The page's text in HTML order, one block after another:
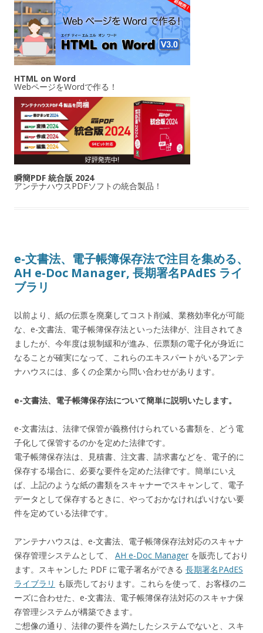
HTML on Word
WebページをWordで作る！
瞬簡PDF 統合版 2024
アンテナハウスPDFソフトの統合製品！
e-文書法、電子帳簿保存法で注目を集める、
AH e-Doc Manager, 長期署名PAdES ライ
ブラリ
以前より、紙の伝票を廃棄してコスト削減、業務効率化が可能
な、e-文書法、電子帳簿保存法といった法律が、注目されてき
ましたが、今年度は規制緩和が進み、伝票類の電子化が身近に
なることが確実になって、これらのエキスパートがいるアンテ
ナハウスには、多くの企業から問い合わせがあります。
e-文書法、電子帳簿保存法について簡単に説明いたします。
e-文書法は、法律で保管が義務付けられている書類を、どう電
子化して保管するのかを定めた法律です。
電子帳簿保存法は、見積書、注文書、請求書などを、電子的に
保存する場合に、必要な要件を定めた法律です。簡単にいえ
ば、上記のような紙の書類をスキャナーでスキャンして、電子
データとして保存するときに、やっておかなければいけない要
件を定めている法律です。
アンテナハウスは、e-文書法、電子帳簿保存法対応のスキャナ
保存管理システムとして、 AH e-Doc Manager を販売しており
ます。スキャンした PDF に電子署名ができる 長期署名PAdES
ライブラリ も販売しております。これらを使って、お客様のニ
ーズに合わせた、e-文書法、電子帳簿保存法対応のスキャナ保
存管理システムが構築できます。
ご想像の通り、法律の要件を満たしたシステムでないと、スキ